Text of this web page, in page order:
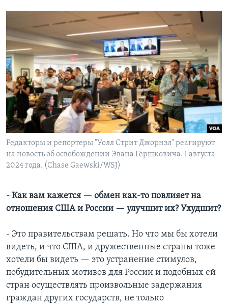
Редакторы и репортеры "Уолл Стрит Джорнэл" реагируют
на новость об освобождении Эвана Гершковича. 1 августа
2024 года. (Chase Gaewski/WSJ)
- Как вам кажется — обмен как-то повлияет на
отношения США и России — улучшит их? Ухудшит?
- Это правительствам решать. Но что мы бы хотели
видеть, и что США, и дружественные страны тоже
хотели бы видеть — это устранение стимулов,
побудительных мотивов для России и подобных ей
стран осуществлять произвольные задержания
граждан других государств, не только